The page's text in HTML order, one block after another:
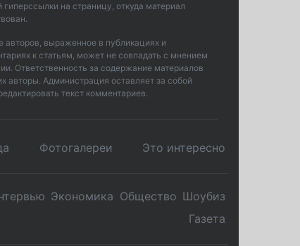
гиперссылки на страницу, откуда материал
авторов, выраженное в публикациях и
к статьям, может не совпадать с мнением
Ответственность за содержание материалов
авторы. Администрация оставляет за собой
текст комментариев.
Фотогалереи Это интересно
Экономика Общество Шоубиз
Газета